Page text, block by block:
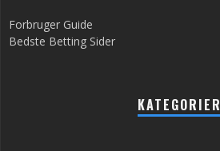
Forbruger Guide
Bedste Betting Sider
KATEGORIER